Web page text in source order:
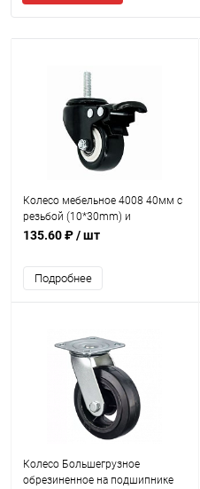
Колесо мебельное 4008 40мм с
резьбой (10*30mm) и
фиксатором
135.60 ₽/ шт
Подробнее
Колесо Большегрузное
обрезиненное на подшипнике